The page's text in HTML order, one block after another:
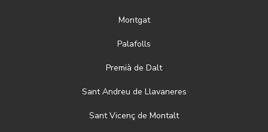
Montgat
Palafolls
Premià de Dalt
Sant Andreu de Llavaneres
Sant Vicenç de Montalt